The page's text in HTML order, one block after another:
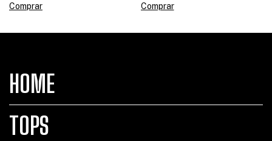
Comprar Comprar
HOME
TOPS